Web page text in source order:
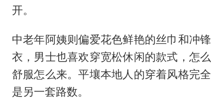
开。
中老年阿姨则偏爱花色鲜艳的丝巾和冲锋
衣，男士也喜欢穿宽松休闲的款式，怎么
舒服怎么来。平壤本地人的穿着风格完全
是另一套路数。